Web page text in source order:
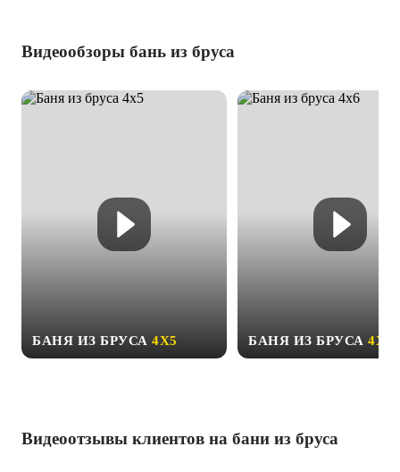
Видеообзоры бань из бруса
БАНЯ ИЗ БРУСА 4Х5 БАНЯ ИЗ БРУСА 4Х6
Видеоотзывы клиентов на бани из бруса